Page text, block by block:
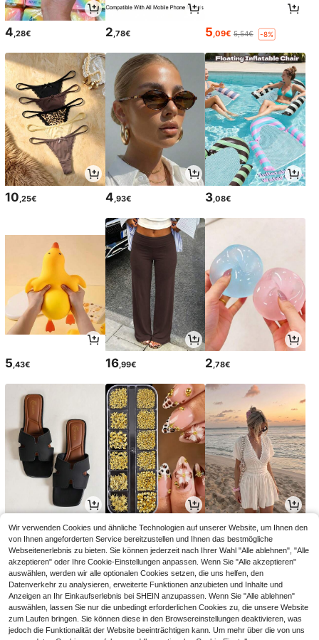
4,28€ 2,78€ 5,09€ 5,54€ -8%
10,25€ 4,93€ 3,08€
5 ,43€ 16,99€ 2 ,78€
11,84€ 3,95€ 16,49€
Wir verwenden Cookies und ähnliche Technologien auf unserer Website, um Ihnen den
von Ihnen angeforderten Service bereitzustellen und Ihnen das bestmögliche
Webseitenerlebnis zu bieten. Sie können jederzeit nach Ihrer Wahl "Alle ablehnen", "Alle
akzeptieren" oder Ihre Cookie-Einstellungen anpassen. Wenn Sie "Alle akzeptieren"
auswählen, werden wir alle optionalen Cookies setzen, die uns helfen, den
Datenverkehr zu analysieren, erweiterte Funktionen anzubieten und Inhalte und
Anzeigen an Ihr Einkaufserlebnis bei SHEIN anzupassen. Wenn Sie "Alle ablehnen"
auswählen, lassen Sie nur die unbedingt erforderlichen Cookies zu, die unsere Website
zum Laufen bringen. Sie können diese in den Browsereinstellungen deaktivieren, was
jedoch die Funktionalität der Website beeinträchtigen kann. Um mehr über die von uns